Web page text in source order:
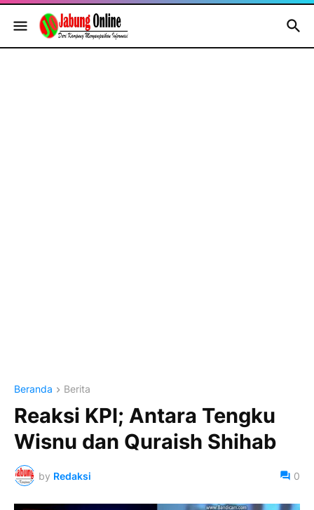
Beranda Berita
Reaksi KPI; Antara Tengku
Wisnu dan Quraish Shihab
by Redaksi 0